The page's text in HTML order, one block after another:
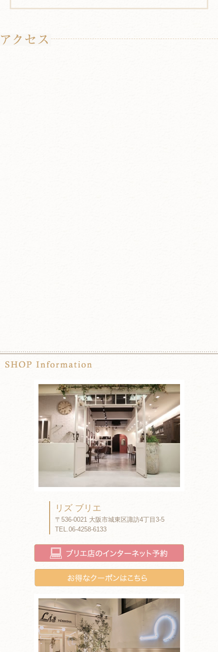
リズ ブリエ
〒536-0021 大阪市城東区諏訪4丁目3-5
TEL.06-4258-6133